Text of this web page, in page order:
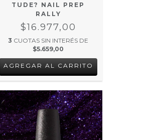
TUDE? NAIL PREP
RALLY
$16.977,00
3 CUOTAS SIN INTERÉS DE
$5.659,00